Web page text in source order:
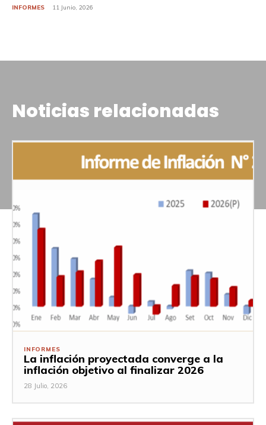
INFORMES 11 Junio, 2026
Noticias relacionadas
INFORMES
La inflación proyectada converge a la
inflación objetivo al finalizar 2026
28 Julio, 2026